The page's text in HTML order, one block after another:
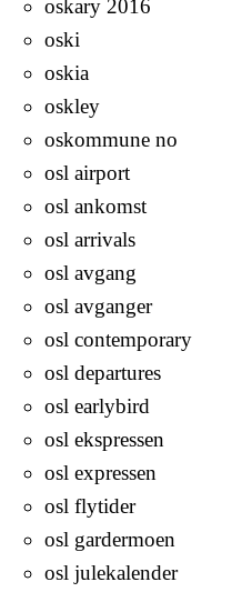
oskary 2016
oski
oskia
oskley
oskommune no
osl airport
osl ankomst
osl arrivals
osl avgang
osl avganger
osl contemporary
osl departures
osl earlybird
osl ekspressen
osl expressen
osl flytider
osl gardermoen
osl julekalender